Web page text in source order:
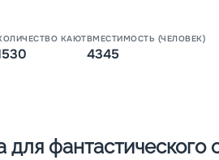
КАЮТВМЕСТИМОСТЬ (ЧЕЛОВЕК)
4345
фантастического